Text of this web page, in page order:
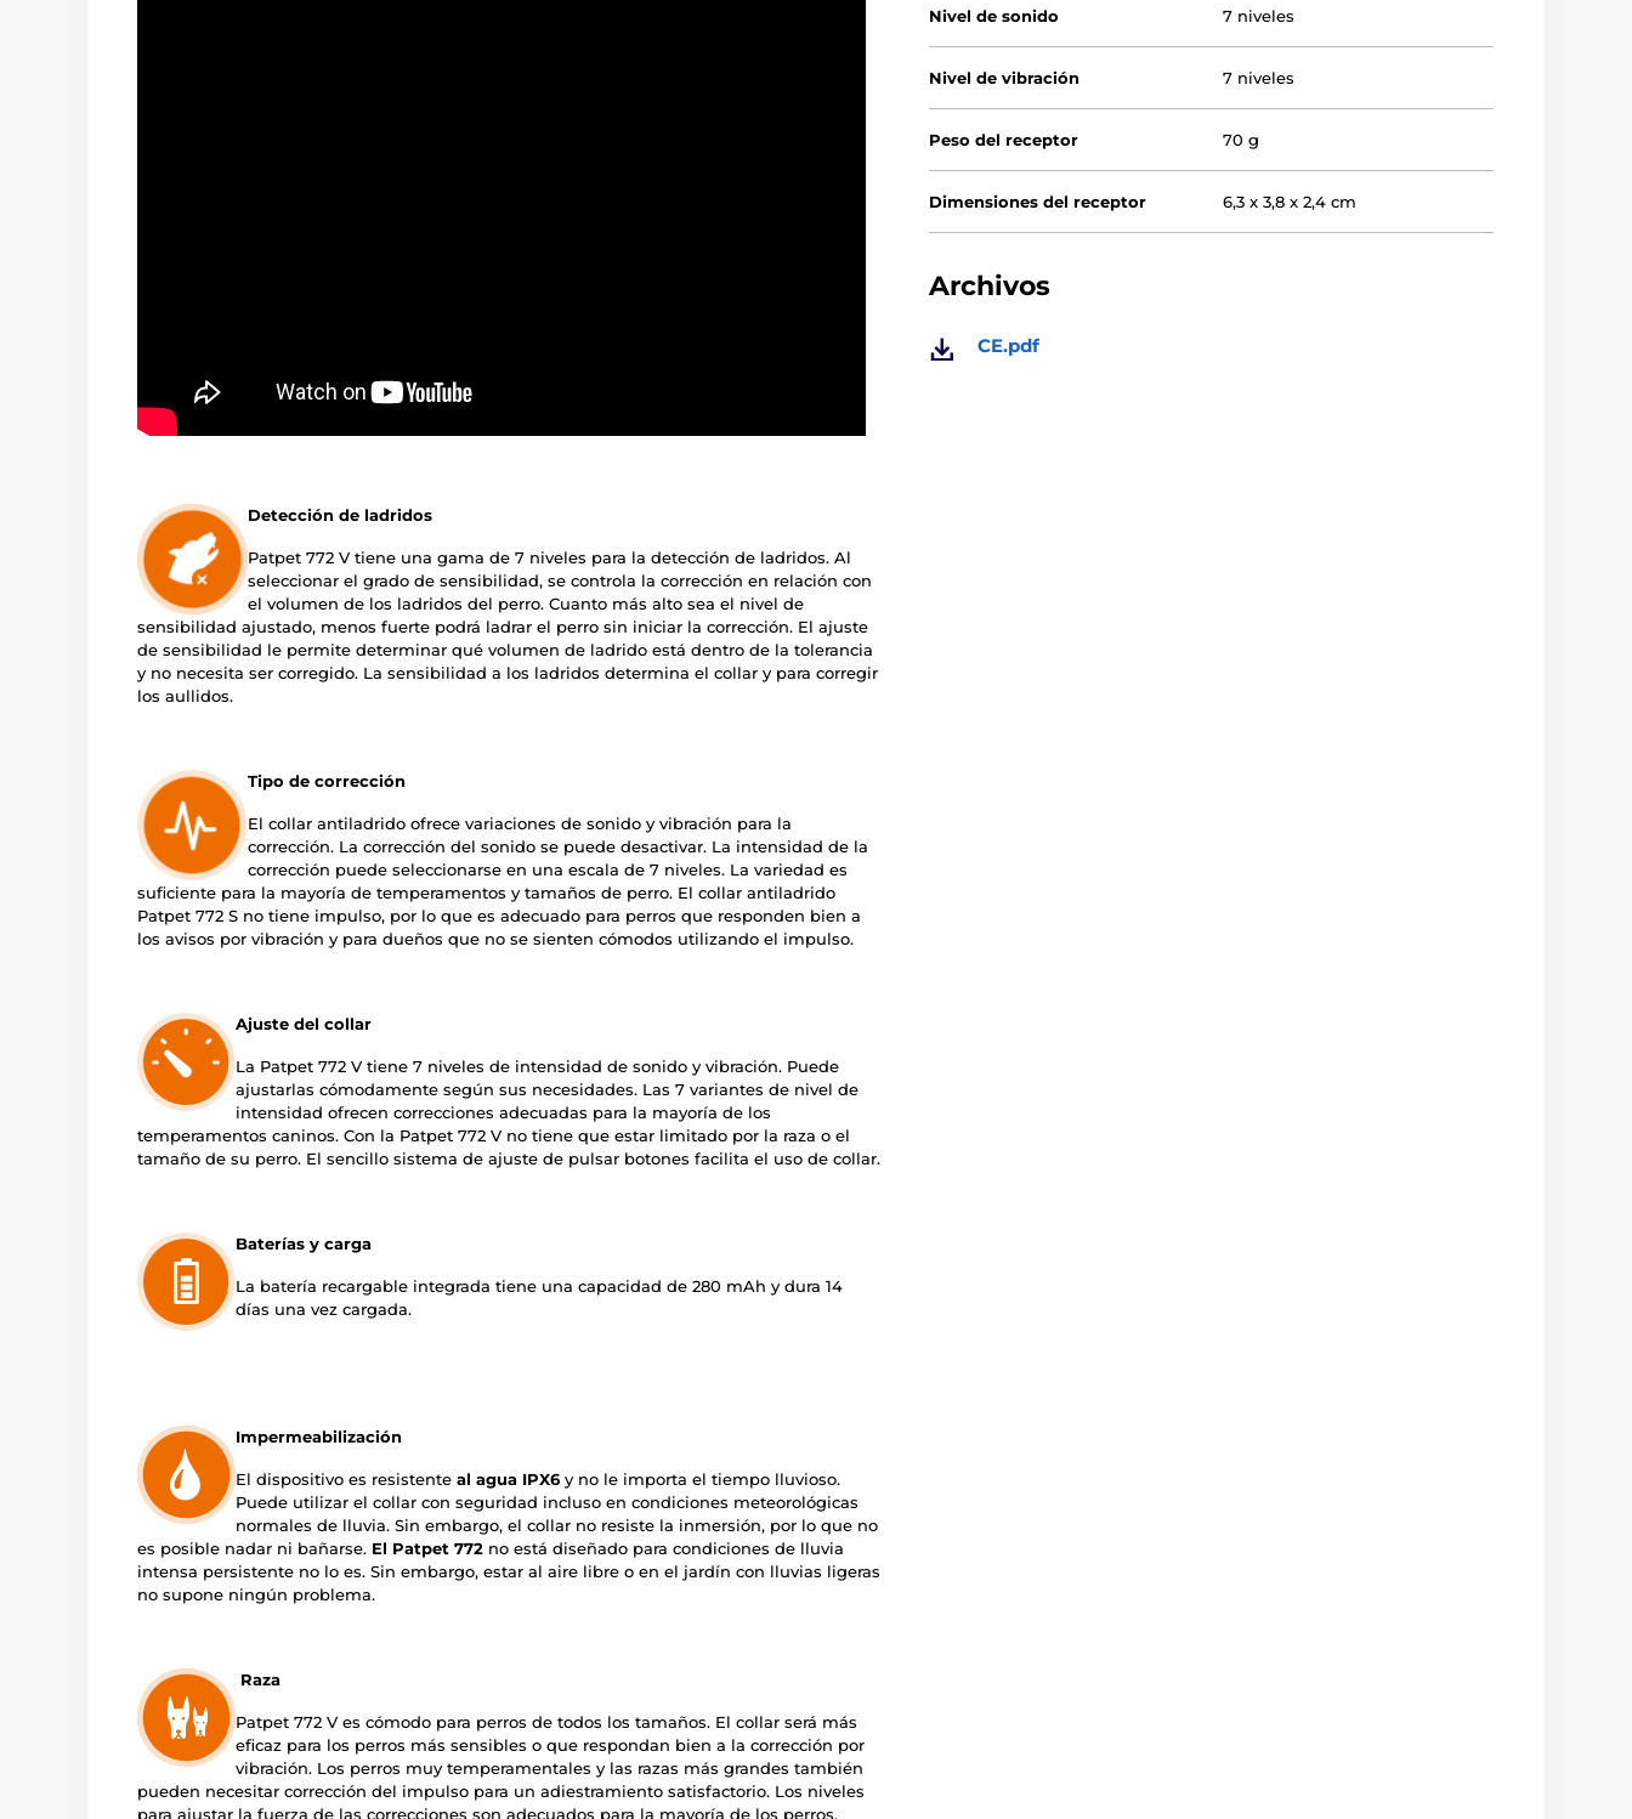
Detección de ladridos
Patpet 772 V tiene una gama de 7 niveles para la detección de ladridos. Al
seleccionar el grado de sensibilidad, se controla la corrección en relación con
el volumen de los ladridos del perro. Cuanto más alto sea el nivel de
sensibilidad ajustado, menos fuerte podrá ladrar el perro sin iniciar la corrección. El ajuste
de sensibilidad le permite determinar qué volumen de ladrido está dentro de la tolerancia
y no necesita ser corregido. La sensibilidad a los ladridos determina el collar y para corregir
los aullidos.
Tipo de corrección
El collar antiladrido ofrece variaciones de sonido y vibración para la
corrección. La corrección del sonido se puede desactivar. La intensidad de la
corrección puede seleccionarse en una escala de 7 niveles. La variedad es
suficiente para la mayoría de temperamentos y tamaños de perro. El collar antiladrido
Patpet 772 S no tiene impulso, por lo que es adecuado para perros que responden bien a
los avisos por vibración y para dueños que no se sienten cómodos utilizando el impulso.
Ajuste del collar
La Patpet 772 V tiene 7 niveles de intensidad de sonido y vibración. Puede
ajustarlas cómodamente según sus necesidades. Las 7 variantes de nivel de
intensidad ofrecen correcciones adecuadas para la mayoría de los
temperamentos caninos. Con la Patpet 772 V no tiene que estar limitado por la raza o el
tamaño de su perro. El sencillo sistema de ajuste de pulsar botones facilita el uso de collar.
Baterías y carga
La batería recargable integrada tiene una capacidad de 280 mAh y dura 14
días una vez cargada.
Impermeabilización
El dispositivo es resistente al agua IPX6 y no le importa el tiempo lluvioso.
Puede utilizar el collar con seguridad incluso en condiciones meteorológicas
normales de lluvia. Sin embargo, el collar no resiste la inmersión, por lo que no
es posible nadar ni bañarse. El Patpet 772 no está diseñado para condiciones de lluvia
intensa persistente no lo es. Sin embargo, estar al aire libre o en el jardín con lluvias ligeras
no supone ningún problema.
Raza
Patpet 772 V es cómodo para perros de todos los tamaños. El collar será más
eficaz para los perros más sensibles o que respondan bien a la corrección por
vibración. Los perros muy temperamentales y las razas más grandes también
pueden necesitar corrección del impulso para un adiestramiento satisfactorio. Los niveles
para ajustar la fuerza de las correcciones son adecuados para la mayoría de los perros,
Nivel de sonido 7 niveles
Nivel de vibración 7 niveles
Peso del receptor 70 g
Dimensiones del receptor 6,3 x 3,8 x 2,4 cm
Archivos
CE.pdf